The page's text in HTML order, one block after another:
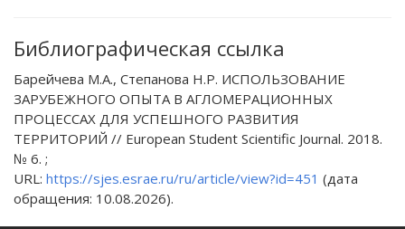
Библиографическая ссылка
Барейчева М.А., Степанова Н.Р. ИСПОЛЬЗОВАНИЕ
ЗАРУБЕЖНОГО ОПЫТА В АГЛОМЕРАЦИОННЫХ
ПРОЦЕССАХ ДЛЯ УСПЕШНОГО РАЗВИТИЯ
ТЕРРИТОРИЙ // European Student Scientific Journal. 2018.
№ 6. ;
URL: https://sjes.esrae.ru/ru/article/view?id=451 (дата
обращения: 10.08.2026).